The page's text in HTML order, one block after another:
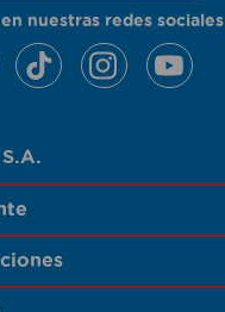
nuestras redes sociales